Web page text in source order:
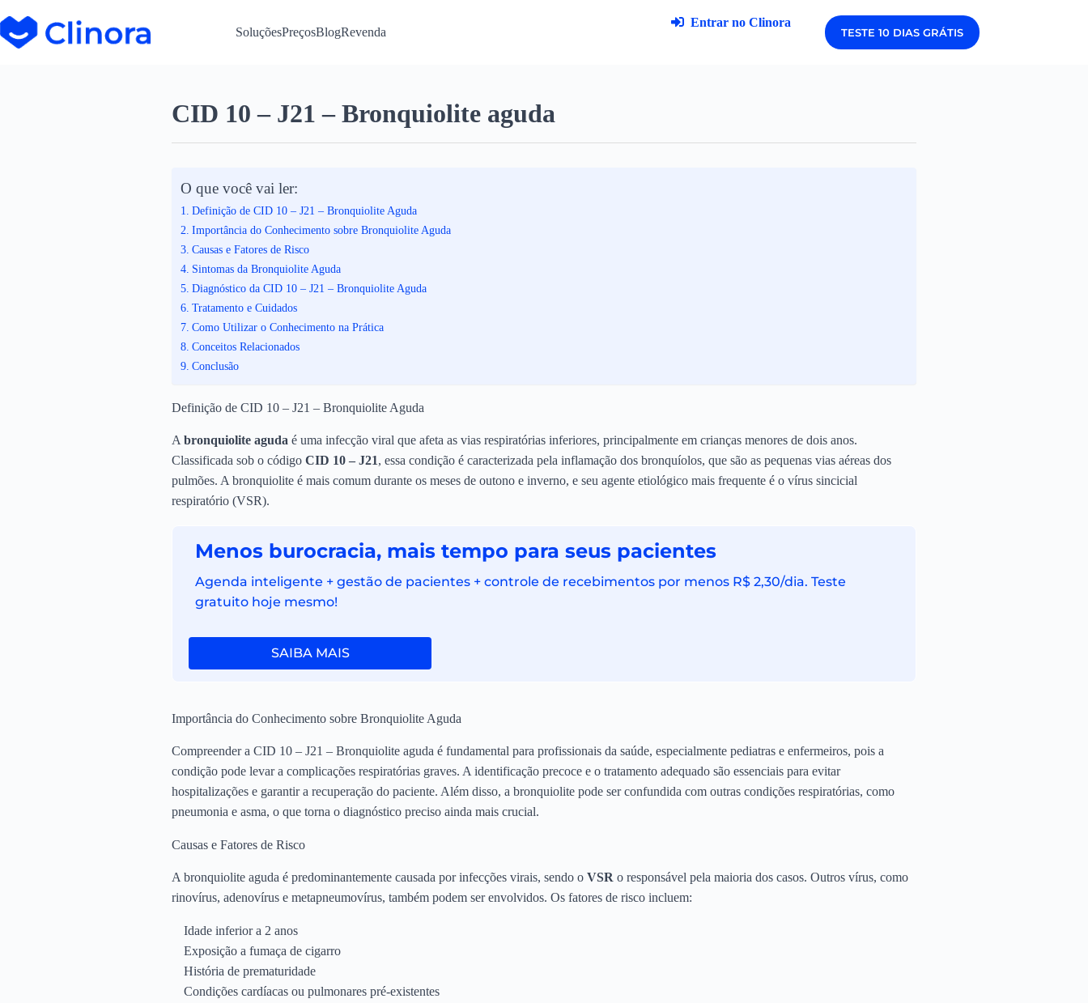
SoluçõesPreçosBlogRevenda
Entrar no Clinora
TESTE 10 DIAS GRÁTIS
CID 10 – J21 – Bronquiolite aguda
O que você vai ler:
Definição de CID 10 – J21 – Bronquiolite Aguda
Importância do Conhecimento sobre Bronquiolite Aguda
Causas e Fatores de Risco
Sintomas da Bronquiolite Aguda
Diagnóstico da CID 10 – J21 – Bronquiolite Aguda
Tratamento e Cuidados
Como Utilizar o Conhecimento na Prática
Conceitos Relacionados
Conclusão
Definição de CID 10 – J21 – Bronquiolite Aguda
A bronquiolite aguda é uma infecção viral que afeta as vias respiratórias inferiores, principalmente em crianças menores de dois anos.
Classificada sob o código CID 10 – J21, essa condição é caracterizada pela inflamação dos bronquíolos, que são as pequenas vias aéreas dos
pulmões. A bronquiolite é mais comum durante os meses de outono e inverno, e seu agente etiológico mais frequente é o vírus sincicial
respiratório (VSR).
Menos burocracia, mais tempo para seus pacientes
Agenda inteligente + gestão de pacientes + controle de recebimentos por menos R$ 2,30/dia. Teste
gratuito hoje mesmo!
SAIBA MAIS
Importância do Conhecimento sobre Bronquiolite Aguda
Compreender a CID 10 – J21 – Bronquiolite aguda é fundamental para profissionais da saúde, especialmente pediatras e enfermeiros, pois a
condição pode levar a complicações respiratórias graves. A identificação precoce e o tratamento adequado são essenciais para evitar
hospitalizações e garantir a recuperação do paciente. Além disso, a bronquiolite pode ser confundida com outras condições respiratórias, como
pneumonia e asma, o que torna o diagnóstico preciso ainda mais crucial.
Causas e Fatores de Risco
A bronquiolite aguda é predominantemente causada por infecções virais, sendo o VSR o responsável pela maioria dos casos. Outros vírus, como
rinovírus, adenovírus e metapneumovírus, também podem ser envolvidos. Os fatores de risco incluem:
Idade inferior a 2 anos
Exposição a fumaça de cigarro
História de prematuridade
Condições cardíacas ou pulmonares pré-existentes